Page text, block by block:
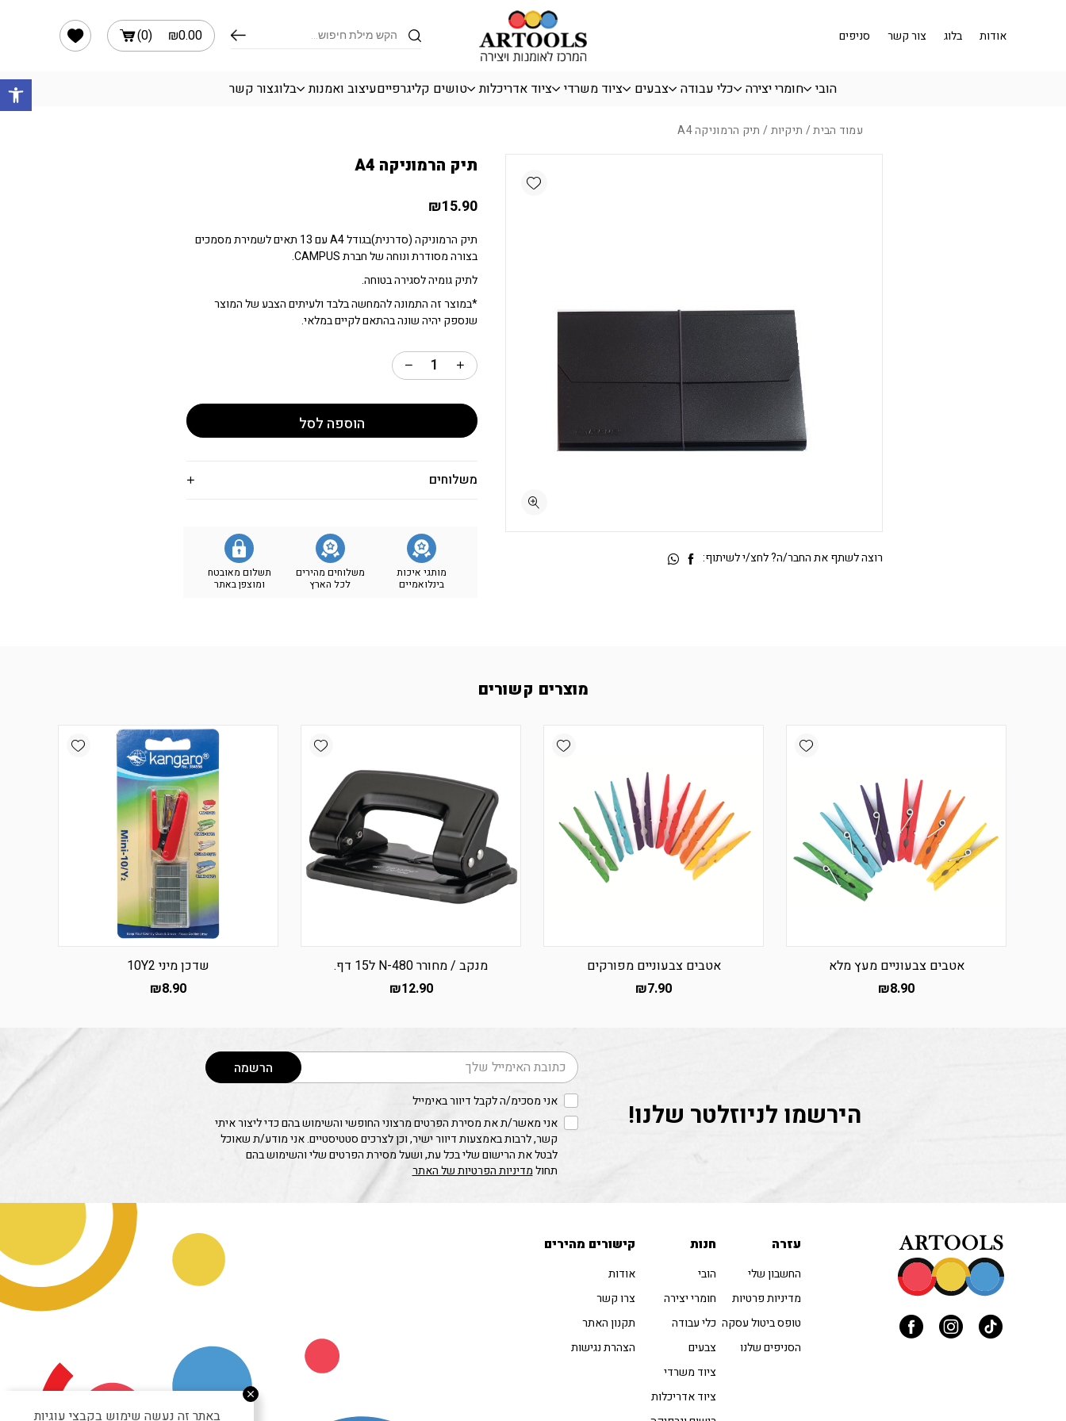
Products
search
₪0.00
(
0
)
אודות
בלוג צור קשר סניפים
הובי חומרי יצירה כלי עבודה צבעים ציוד משרדי ציוד אדריכלות טושים קליגרפייםעיצוב ואמנות בלוגצור קשר
עמוד הבית/ תיקיות/ תיק הרמוניקה A4
תיק הרמוניקה A4
₪15.90
תיק הרמוניקה (סדרנית)בגודל A4 עם 13 תאים לשמירת מסמכים
בצורה מסודרת ונוחה של חברת CAMPUS.
לתיק גומיה לסגירה בטוחה.
*במוצר זה התמונה להמחשה בלבד ולעיתים הצבע של המוצר
שנספק יהיה שונה בהתאם לקיים במלאי.
הוספה לסל
משלוחים
מותגי איכות
בינלואמיים
משלוחים מהירים
לכל הארץ
תשלום מאובטח
ומוצפן באתר
Add wishlist
רוצה לשתף את החבר/ה? לחצ/י לשיתוף:
מוצרים קשורים
Add wishlist
אטבים צבעוניים מעץ מלא
₪8.90
Add wishlist
אטבים צבעוניים מפורקים
₪7.90
Add wishlist
מנקב / מחורר N-480 ל15 דף.
₪12.90
Add wishlist
שדכן מיני 10Y2
₪8.90
הירשמו לניוזלטר שלנו!
דוא׳׳ל הרשמה
אני מסכימ/ה לקבל דיוור באימייל
אני מאשר/ת את מסירת הפרטים מרצוני החופשי והשימוש בהם כדי ליצור איתי
קשר, לרבות באמצעות דיוור ישיר, וכן לצרכים סטטיסטיים. אני מודע/ת שאוכל
לבטל את הרישום שלי בכל עת, ושעל מסירת הפרטים שלי והשימוש בהם
תחולמדיניות הפרטיות של האתר
עזרה
החשבון שלי
מדיניות פרטיות
טופס ביטול עסקה
הסניפים שלנו
חנות
הובי
חומרי יצירה
כלי עבודה
צבעים
ציוד משרדי
ציוד אדריכלות
קישורים מהירים
אודות
צרו קשר
תקנון האתר
הצהרת נגישות
באתר זה נעשה שימוש בקבצי עוגיות